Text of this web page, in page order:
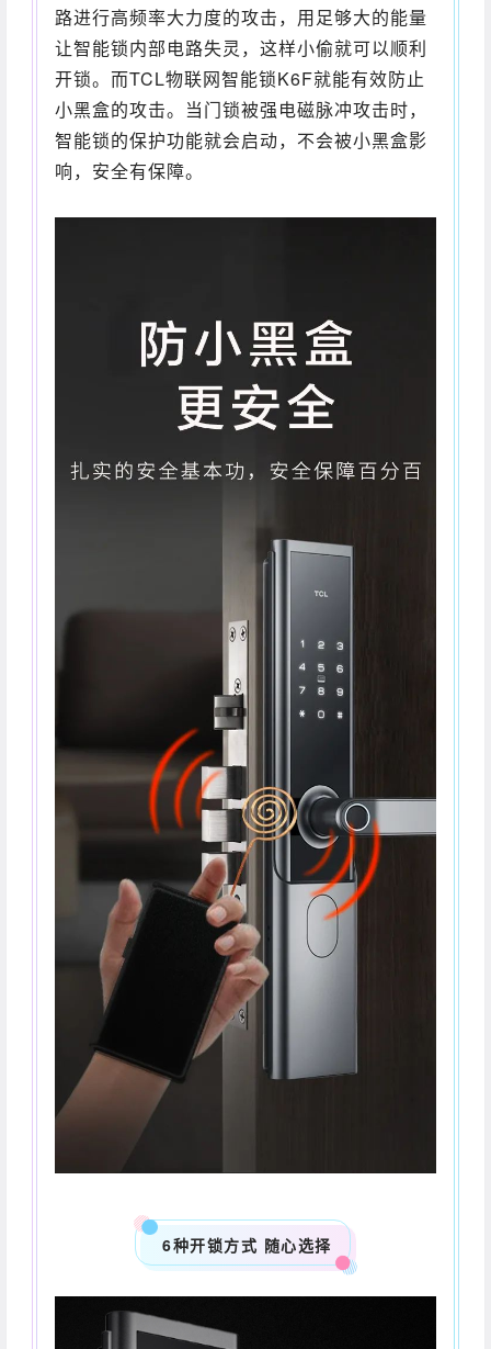
路进行高频率大力度的攻击，用足够大的能量
让智能锁内部电路失灵，这样小偷就可以顺利
开锁。而TCL物联网智能锁K6F就能有效防止
小黑盒的攻击。当门锁被强电磁脉冲攻击时，
智能锁的保护功能就会启动，不会被小黑盒影
响，安全有保障。
6种开锁方式 随心选择